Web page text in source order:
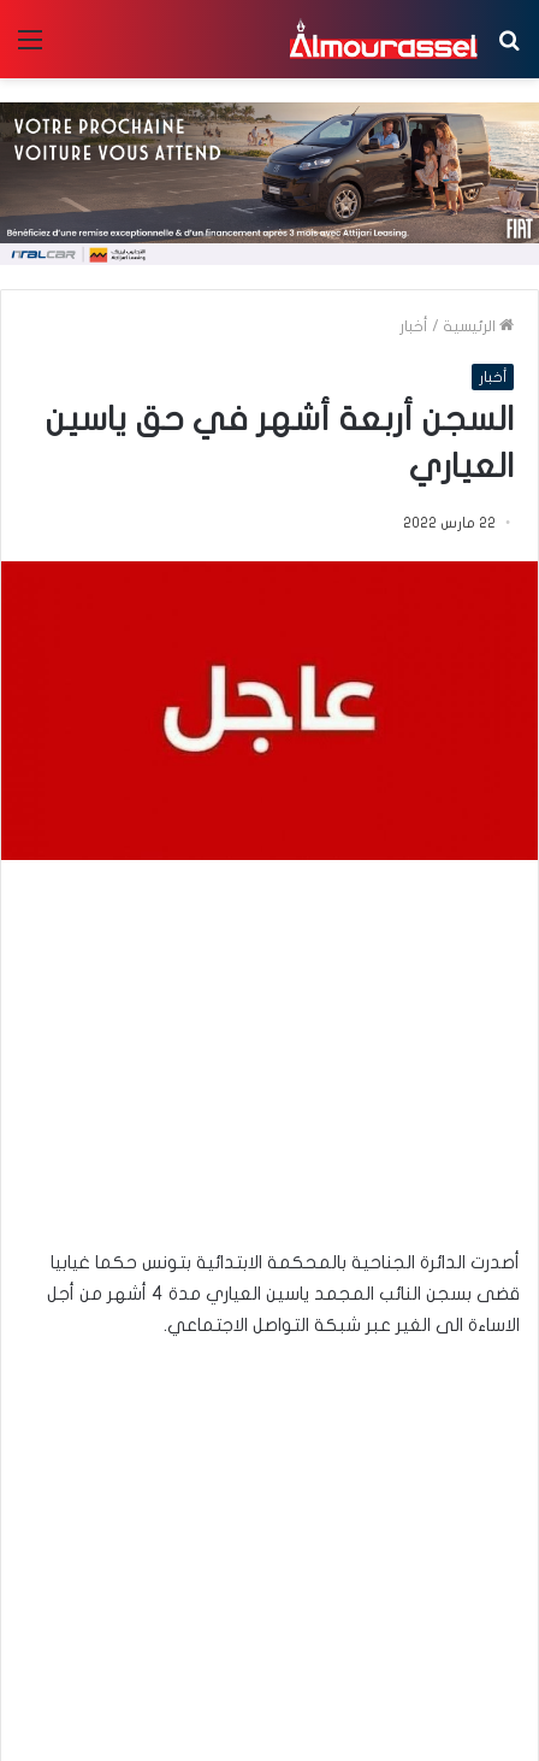
بحث
عن
الرئيسية / أخبار
أخبار
السجن أربعة أشهر في حق ياسين
العياري
22 مارس 2022
أصدرت الدائرة الجناحية بالمحكمة الابتدائية بتونس حكما غيابيا
قضى بسجن النائب المجمد ياسين العياري مدة 4 أشهر من أجل
الاساءة الى الغير عبر شبكة التواصل الاجتماعي.